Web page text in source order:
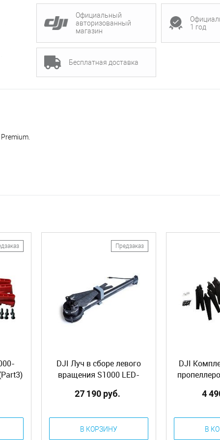
Официальный
авторизованный
магазин
1 год
Бесплатная доставка
Предзаказ
DJI Луч в сборе левого
вращения S1000 LED-
Complete Arm [CCW-
27 190 руб.
В КОРЗИНУ
DJI
Pack
4
В